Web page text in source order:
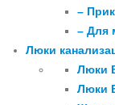
–
– Для
Люки
Люки
Люки